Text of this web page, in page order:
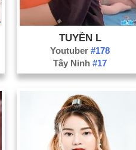
TUYỀN L
Youtuber#178
Tây Ninh#17